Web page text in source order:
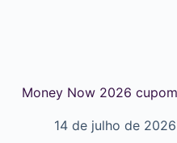
Money Now 2026
14 de julho de 2026